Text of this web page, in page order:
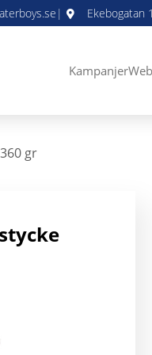
| Ekebogatan
Kampanjer
gr